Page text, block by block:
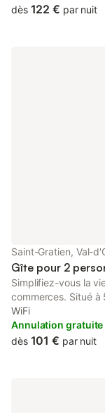
casino, a shared
dès 122 € par nuit
Saint-Gratien, Val-
Gîte pour 2
Simplifiez-vous la
commerces. Situé à
cet appartement
salon, d'une cuisine
bain et d'une
WiFi
Annulation gratuite
dès 101 € par nuit